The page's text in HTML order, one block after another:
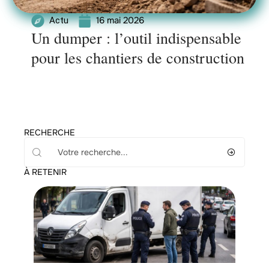
Actu 16 mai 2026
Un dumper : l’outil indispensable
pour les chantiers de construction
RECHERCHE
À RETENIR
Actu